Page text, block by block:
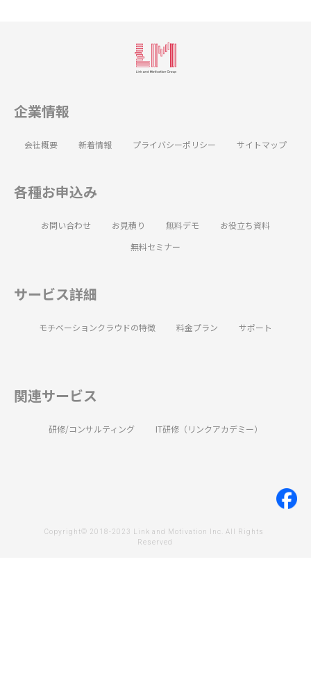
企業情報
会社概要 新着情報 プライバシーポリシー サイトマップ
各種お申込み
お問い合わせ お見積り 無料デモ
お役立ち資料
無料セミナー
サービス詳細
モチベーションクラウドの特徴 料金プラン サポート
関連サービス
研修/コンサルティング IT研修（リンクアカデミー）
Copyright© 2018-2023 Link and Motivation Inc. All Rights
Reserved